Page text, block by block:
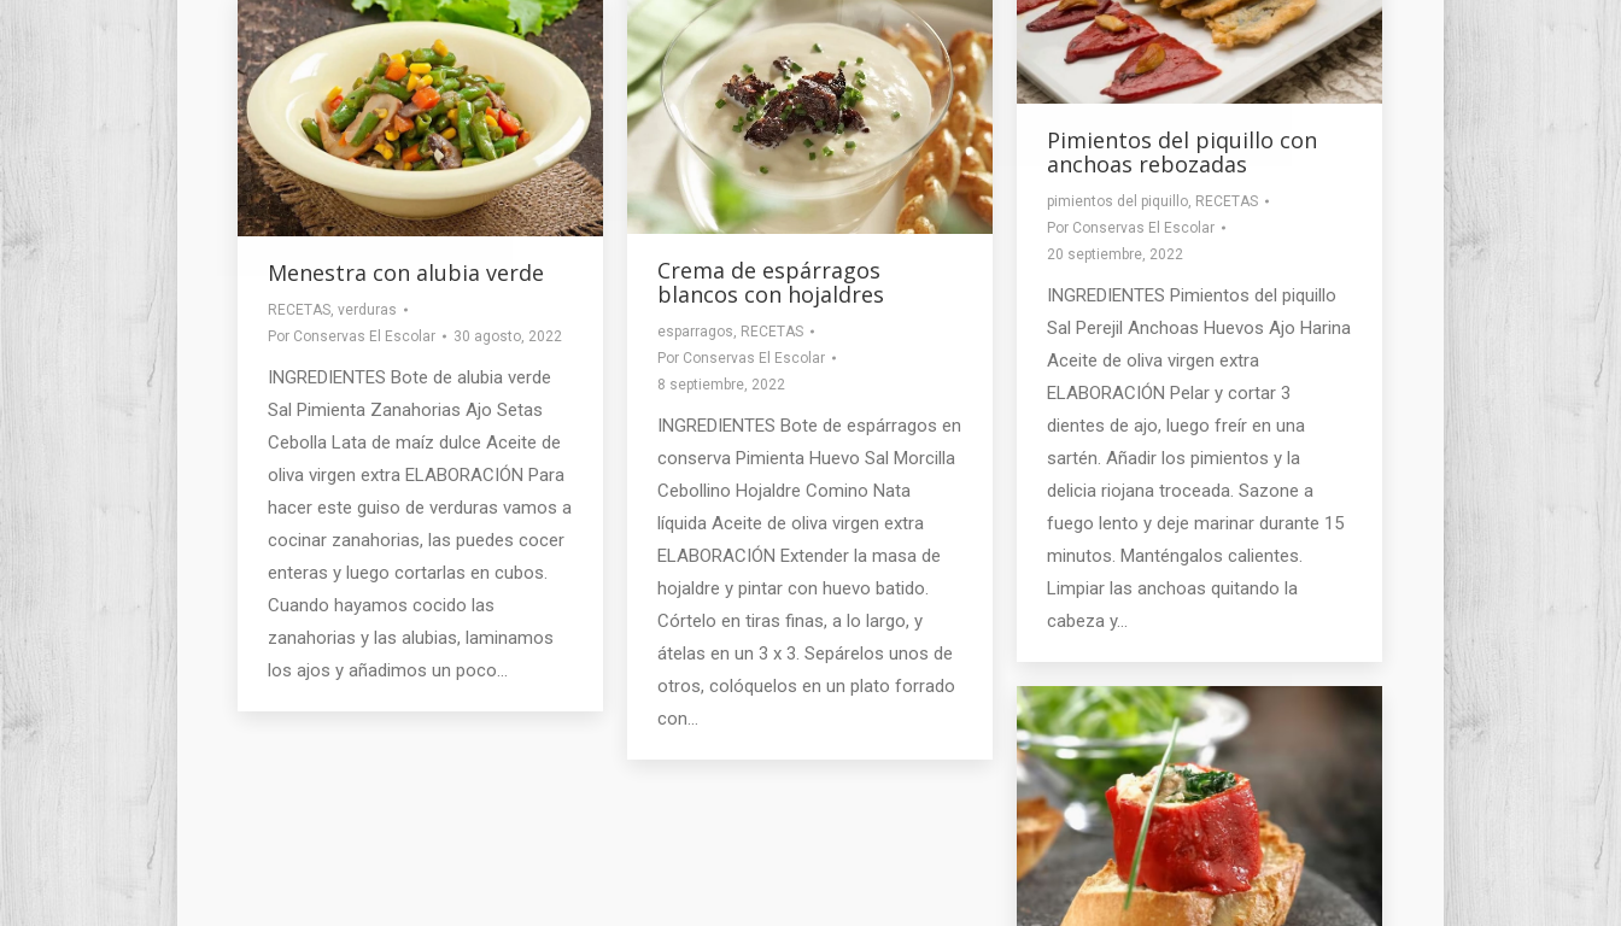
Pimientos del piquillo con
anchoas rebozadas
pimientos del piquillo, RECETAS
Por Conservas El Escolar
20 septiembre, 2022
INGREDIENTES Pimientos del piquillo
Sal Perejil Anchoas Huevos Ajo Harina
Aceite de oliva virgen extra
ELABORACIÓN Pelar y cortar 3
dientes de ajo, luego freír en una
sartén. Añadir los pimientos y la
delicia riojana troceada. Sazone a
fuego lento y deje marinar durante 15
minutos. Manténgalos calientes.
Limpiar las anchoas quitando la
cabeza y…
Crema de espárragos
blancos con hojaldres
esparragos, RECETAS
Por Conservas El Escolar
8 septiembre, 2022
INGREDIENTES Bote de espárragos en
conserva Pimienta Huevo Sal Morcilla
Cebollino Hojaldre Comino Nata
líquida Aceite de oliva virgen extra
ELABORACIÓN Extender la masa de
hojaldre y pintar con huevo batido.
Córtelo en tiras finas, a lo largo, y
átelas en un 3 x 3. Sepárelos unos de
otros, colóquelos en un plato forrado
con…
Menestra con alubia verde
RECETAS, verduras
Por Conservas El Escolar 30 agosto, 2022
INGREDIENTES Bote de alubia verde
Sal Pimienta Zanahorias Ajo Setas
Cebolla Lata de maíz dulce Aceite de
oliva virgen extra ELABORACIÓN Para
hacer este guiso de verduras vamos a
cocinar zanahorias, las puedes cocer
enteras y luego cortarlas en cubos.
Cuando hayamos cocido las
zanahorias y las alubias, laminamos
los ajos y añadimos un poco…